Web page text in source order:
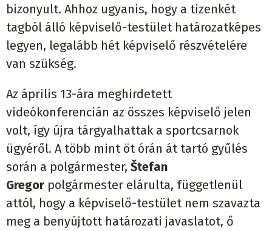
bizonyult. Ahhoz ugyanis, hogy a tizenkét
tagból álló képviselő-testület határozatképes
legyen, legalább hét képviselő részvételére
van szükség.
Az április 13-ára meghirdetett
videókonferencián az összes képviselő jelen
volt, így újra tárgyalhattak a sportcsarnok
ügyéről. A több mint öt órán át tartó gyűlés
során a polgármester, Štefan
Gregor polgármester elárulta, függetlenül
attól, hogy a képviselő-testület nem szavazta
meg a benyújtott határozati javaslatot, ő